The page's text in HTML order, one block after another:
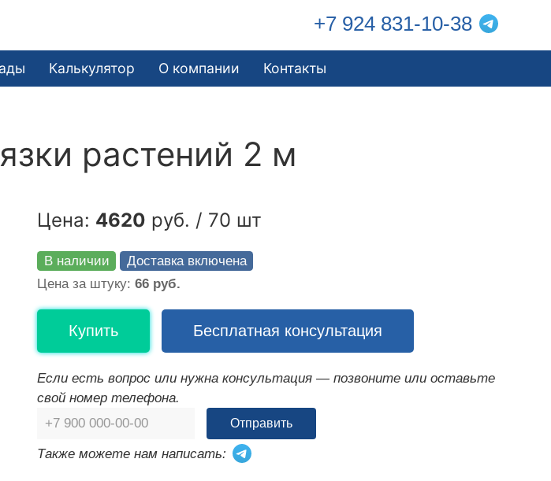
+7 924 831-10-38
Калькулятор О компании Контакты
растений 2 м
Цена: 4620 руб. / 70 шт
В наличии
Доставка включена
Цена за штуку: 66 руб.
Купить Бесплатная консультация
Если есть вопрос или нужна консультация — позвоните или оставьте
свой номер телефона.
Отправить
Также можете нам написать: